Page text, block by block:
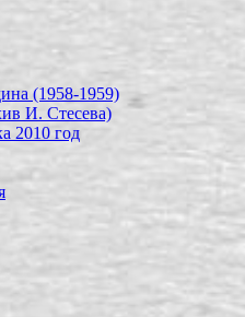
(1958-1959)
И. Стесева)
2010 год